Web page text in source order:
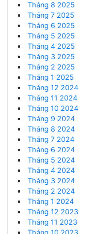
Tháng 8 2025
Tháng 7 2025
Tháng 6 2025
Tháng 5 2025
Tháng 4 2025
Tháng 3 2025
Tháng 2 2025
Tháng 1 2025
Tháng 12 2024
Tháng 11 2024
Tháng 10 2024
Tháng 9 2024
Tháng 8 2024
Tháng 7 2024
Tháng 6 2024
Tháng 5 2024
Tháng 4 2024
Tháng 3 2024
Tháng 2 2024
Tháng 1 2024
Tháng 12 2023
Tháng 11 2023
Tháng 10 2023